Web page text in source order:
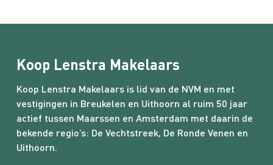
Koop Lenstra Makelaars
Koop Lenstra Makelaars is lid van de NVM en met
vestigingen in Breukelen en Uithoorn al ruim 50 jaar
actief tussen Maarssen en Amsterdam met daarin de
bekende regio’s: De Vechtstreek, De Ronde Venen en
Uithoorn.